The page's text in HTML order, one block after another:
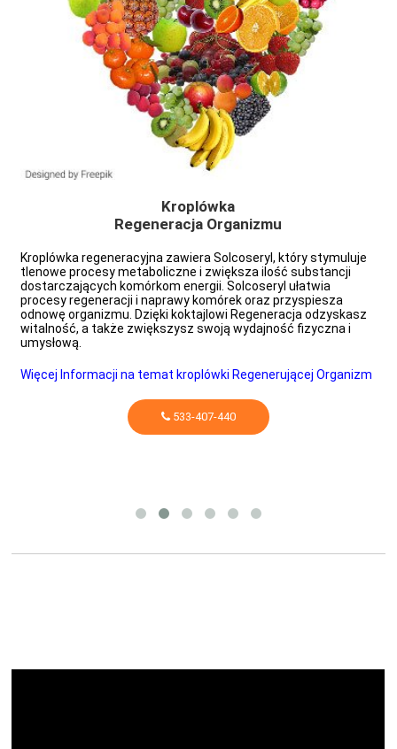
Kroplówka
Regeneracja Organizmu
Kroplówka regeneracyjna zawiera Solcoseryl, który stymuluje
tlenowe procesy metaboliczne i zwiększa ilość substancji
dostarczających komórkom energii. Solcoseryl ułatwia
procesy regeneracji i naprawy komórek oraz przyspiesza
odnowę organizmu. Dzięki koktajlowi Regeneracja odzyskasz
witalność, a także zwiększysz swoją wydajność fizyczna i
umysłową.
Więcej Informacji na temat kroplówki Regenerującej Organizm
533-407-440